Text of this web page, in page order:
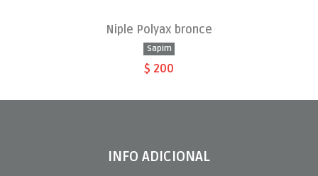
Niple Polyax bronce
Sapim
$ 200
INFO ADICIONAL